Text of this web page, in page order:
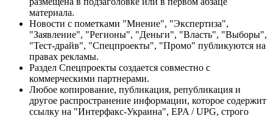
материала.
Новости с пометками "Мнение", "Экспертиза",
"Заявление", "Регионы", "Деньги", "Власть", "Выборы",
"Тест-драйв", "Спецпроекты", "Промо" публикуются на
правах рекламы.
Раздел Спецпроекты создается совместно с
коммерческими партнерами.
Любое копирование, публикация, републикация и
другое распространение информации, которое содержит
ссылку на "Интерфакс-Украина", EPA / UPG, строго